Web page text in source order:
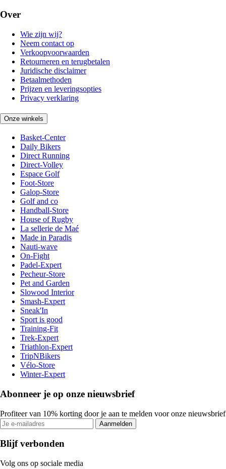
Over
Wie zijn wij?
Neem contact op
Verkoopvoorwaarden
Retourneren en terugbetalen
Juridische disclaimer
Betaalmethoden
Prijzen en leveringsopties
Privacy verklaring
Onze winkels
Basket-Center
Daily Bikers
Direct Running
Direct-Volley
Espace Golf
Foot-Store
Galop-Store
Golf and co
Handball-Store
House of Rugby
La sellerie de Maé
Made in Paradis
Nauti-wave
On-Fight
Padel-Expert
Pecheur-Store
Pet and Garden
Slowood Interior
Smash-Expert
Sneak'In
Sport is good
Training-Fit
Trek-Expert
Triathlon-Expert
TripNBikers
Vélo-Store
Winter-Expert
Abonneer je op onze nieuwsbrief
Profiteer van 10% korting door je aan te melden voor onze nieuwsbrief
Aanmelden
Blijf verbonden
Volg ons op sociale media